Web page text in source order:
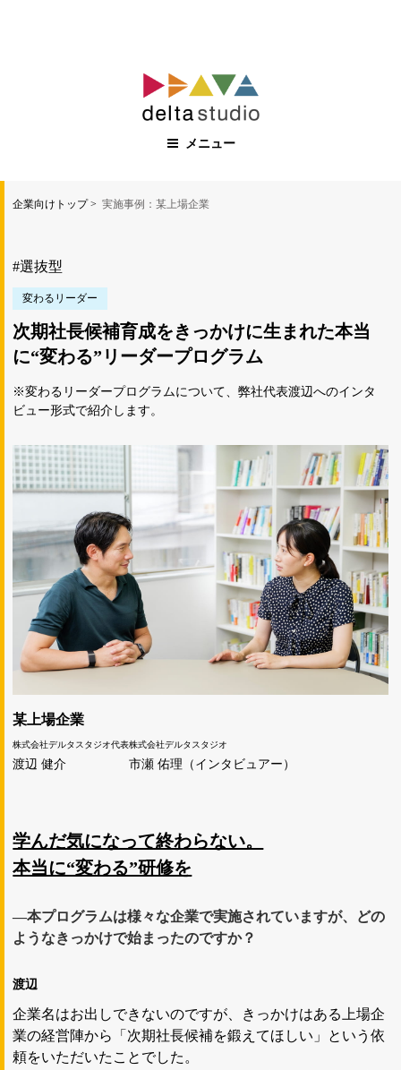
へ
プ
メニュー
企業向けトップ 実施事例：某上場企業
#選抜型
変わるリーダー
次期社長候補育成をきっかけに生まれた本当
に“変わる”リーダープログラム
※変わるリーダープログラムについて、弊社代表渡辺へのインタ
ビュー形式で紹介します。
某上場企業
株式会社デルタスタジオ代表
渡辺 健介
株式会社デルタスタジオ
市瀬 佑理（インタビュアー）
学んだ気になって終わらない。
本当に“変わる”研修を
―本プログラムは様々な企業で実施されていますが、どの
ようなきっかけで始まったのですか？
渡辺
企業名はお出しできないのですが、きっかけはある上場企
業の経営陣から「次期社長候補を鍛えてほしい」という依
頼をいただいたことでした。